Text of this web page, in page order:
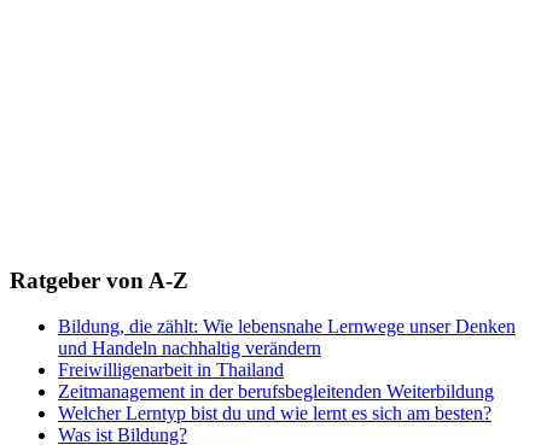
Ratgeber von A-Z
Bildung, die zählt: Wie lebensnahe Lernwege unser Denken
und Handeln nachhaltig verändern
Freiwilligenarbeit in Thailand
Zeitmanagement in der berufsbegleitenden Weiterbildung
Welcher Lerntyp bist du und wie lernt es sich am besten?
Was ist Bildung?